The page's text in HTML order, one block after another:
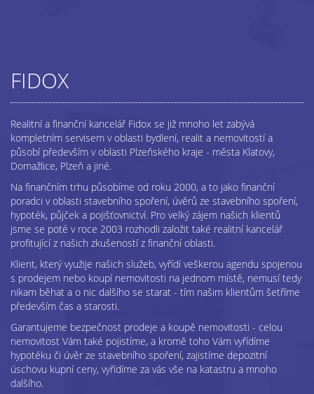
FIDOX
Realitní a finanční kancelář Fidox se již mnoho let zabývá
kompletním servisem v oblasti bydlení, realit a nemovitostí a
působí především v oblasti Plzeňského kraje - města Klatovy,
Domažlice, Plzeň a jiné.
Na finančním trhu působíme od roku 2000, a to jako finanční
poradci v oblasti stavebního spoření, úvěrů ze stavebního spoření,
hypoték, půjček a pojišťovnictví. Pro velký zájem našich klientů
jsme se poté v roce 2003 rozhodli založit také realitní kancelář
profitující z našich zkušeností z finanční oblasti.
Klient, který využije našich služeb, vyřídí veškerou agendu spojenou
s prodejem nebo koupí nemovitosti na jednom místě, nemusí tedy
nikam běhat a o nic dalšího se starat - tím našim klientům šetříme
především čas a starosti.
Garantujeme bezpečnost prodeje a koupě nemovitosti - celou
nemovitost Vám také pojistíme, a kromě toho Vám vyřídíme
hypotéku či úvěr ze stavebního spoření, zajistíme depozitní
úschovu kupní ceny, vyřídíme za vás vše na katastru a mnoho
dalšího.